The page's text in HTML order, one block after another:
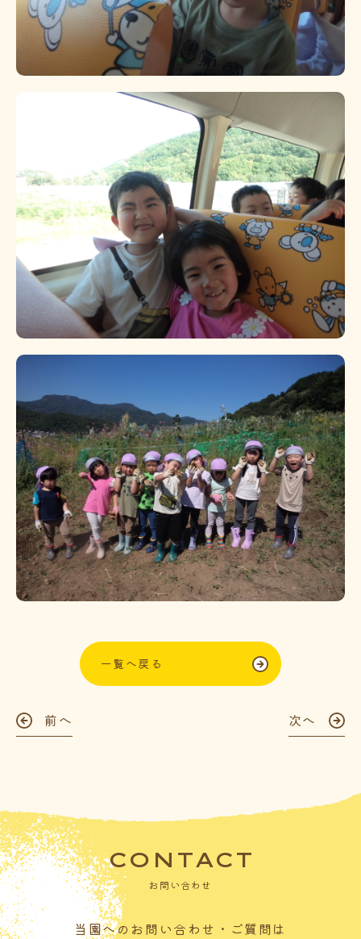
一覧へ戻る
前へ 次へ
CONTACT
お問い合わせ
当園へのお問い合わせ・ご質問は